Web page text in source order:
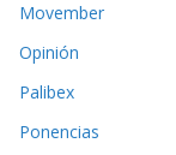
Movember
Opinión
Palibex
Ponencias